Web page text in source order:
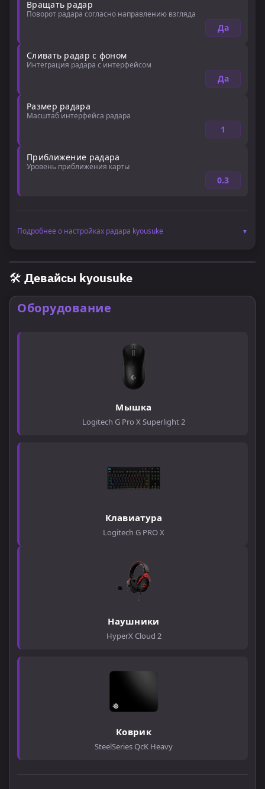
киберспортивные задачи.
Вращать радар
Поворот радара согласно направлению взгляда
Да
Сливать радар с фоном
Интеграция радара с интерфейсом
Да
Размер радара
Масштаб интерфейса радара
1
Приближение радара
Уровень приближения карты
0.3
Подробнее о настройках радара kyousuke ▼
(Максим "kyousuke" Лукин) для CS2/CS:GO. Изучив, какие
Профессиональные настройки радара Максима Лукина
настройки радара как у Киосуке, вам пригодится его
актуальный конфиг радара Киосуке. Правильно подобранные
размер, масштаб и позиция радара Киосуке кс2 делают этот
элемент интерфейса максимально полезным.
🛠️ Девайсы kyousuke
Оборудование
Мышка
Logitech G Pro X Superlight 2
Клавиатура
Logitech G PRO X
Наушники
HyperX Cloud 2
Коврик
SteelSeries QcK Heavy